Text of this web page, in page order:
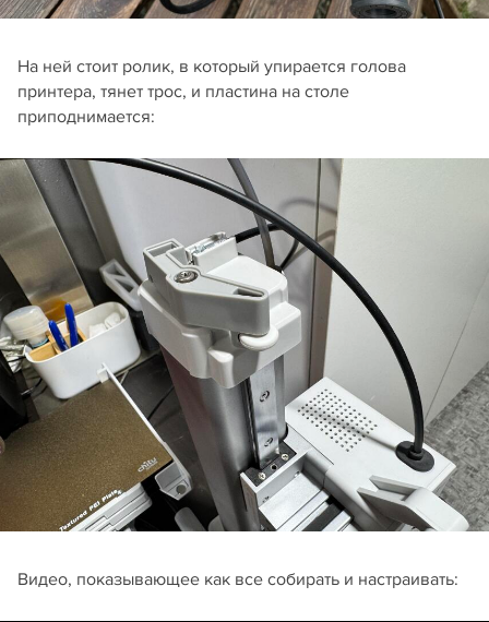
На ней стоит ролик, в который упирается голова
принтера, тянет трос, и пластина на столе
приподнимается:
Видео, показывающее как все собирать и настраивать: